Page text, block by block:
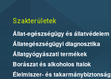
Szakterületek
Állat-egészségügy és állatvédelem
Állategészségügyi diagnosztika
Állatgyógyászati termékek
Borászat és alkoholos italok
Élelmiszer- és takarmánybiztonság